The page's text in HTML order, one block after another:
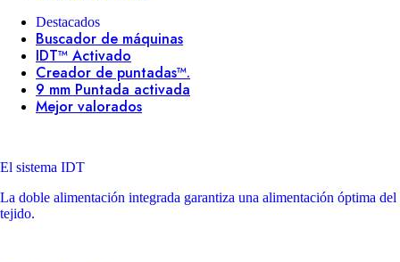
Destacados
Buscador de máquinas
IDT™ Activado
Creador de puntadas™.
9 mm Puntada activada
Mejor valorados
El sistema IDT
La doble alimentación integrada garantiza una alimentación óptima del
tejido.